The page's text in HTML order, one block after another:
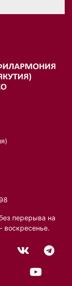
перерыва на
воскресенье.